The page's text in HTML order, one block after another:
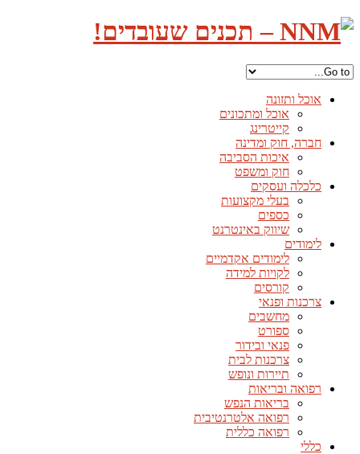
אוכל ותזונה
אוכל ומתכונים
קייטרינג
חברה, חוק ומדינה
איכות הסביבה
חוק ומשפט
כלכלה ועסקים
בעלי מקצועות
כספים
שיווק באינטרנט
לימודים
לימודים אקדמיים
לקויות למידה
קורסים
צרכנות ופנאי
מחשבים
ספורט
פנאי ובידור
צרכנות לבית
תיירות ונופש
רפואה ובריאות
בריאות הנפש
רפואה אלטרנטיבית
רפואה כללית
כללי